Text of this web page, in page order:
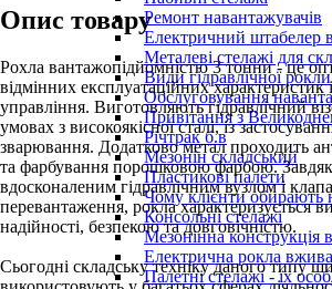
Ремонт навантажувачів
Електричний штабелер
Металеві стелажі для
Види гідравлічної
Обслуговування
Привітання з
Річтрак б.в
Мезонін складський
Пластикові палети
Чому клієнти обирають
Консольні стелажі
Мезонінна конструкція
Електрична рокла
Палетні стелажі - їх
Опис товару
Рохла вантажопідйомністю 3 тонни - це
відмінних експлуатаційних характеристик
управління. Виготовляють гідравлічний
умовах з високоякісної сталі, із
зварювання. Додатково метал проходить
та фарбування порошковою фарбою.
вдосконаленим гідравлічним вузлом і
перевантаження, рокла характеризується
надійності, безпекою та довговічністю.
Сьогодні складську техніку даного типу